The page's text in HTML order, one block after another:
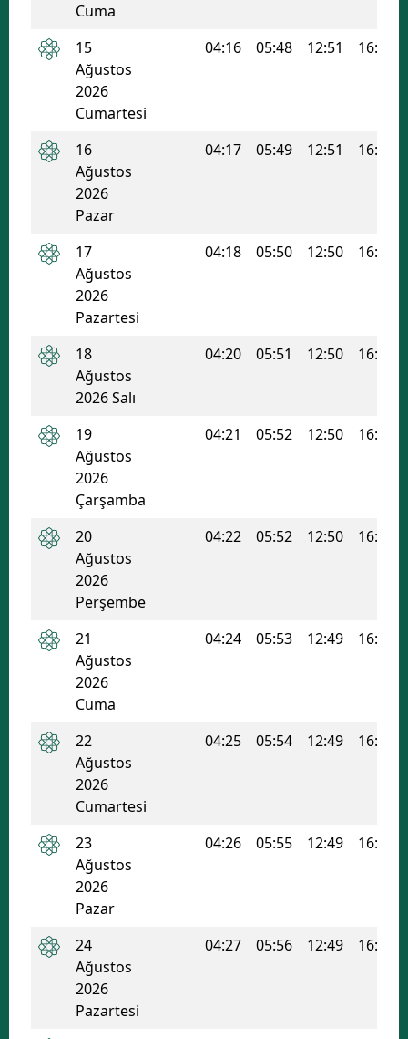
Cuma
15
Ağustos
2026
Cumartesi
04:16 05:48 12:51 16:37
16
Ağustos
2026
Pazar
04:17 05:49 12:51 16:37
17
Ağustos
2026
Pazartesi
04:18 05:50 12:50 16:36
18
Ağustos
2026 Salı
04:20 05:51 12:50 16:36
19
Ağustos
2026
Çarşamba
04:21 05:52 12:50 16:35
20
Ağustos
2026
Perşembe
04:22 05:52 12:50 16:34
21
Ağustos
2026
Cuma
04:24 05:53 12:49 16:34
22
Ağustos
2026
Cumartesi
04:25 05:54 12:49 16:33
23
Ağustos
2026
Pazar
04:26 05:55 12:49 16:32
24
Ağustos
2026
Pazartesi
04:27 05:56 12:49 16:32